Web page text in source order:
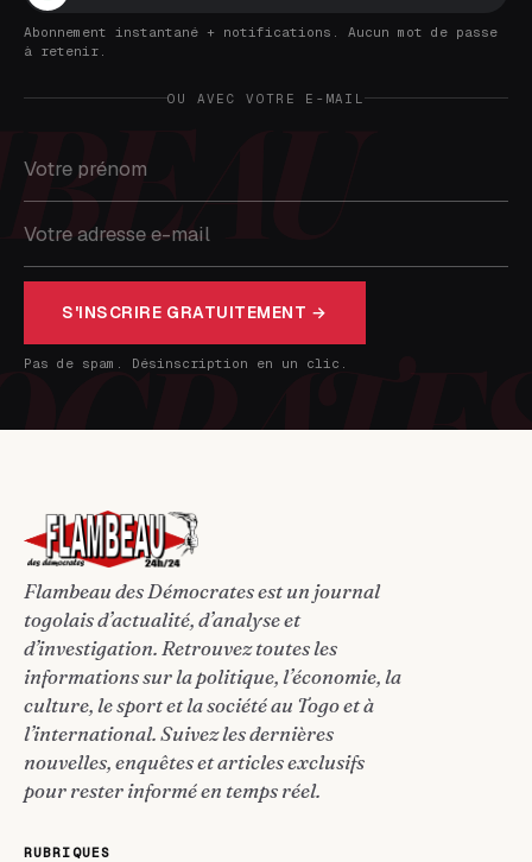
Abonnement instantané + notifications. Aucun mot de passe
à retenir.
OU AVEC VOTRE E-MAIL
S'INSCRIRE GRATUITEMENT →
Pas de spam. Désinscription en un clic.
Flambeau des Démocrates est un journal
togolais d’actualité, d’analyse et
d’investigation. Retrouvez toutes les
informations sur la politique, l’économie, la
culture, le sport et la société au Togo et à
l’international. Suivez les dernières
nouvelles, enquêtes et articles exclusifs
pour rester informé en temps réel.
RUBRIQUES